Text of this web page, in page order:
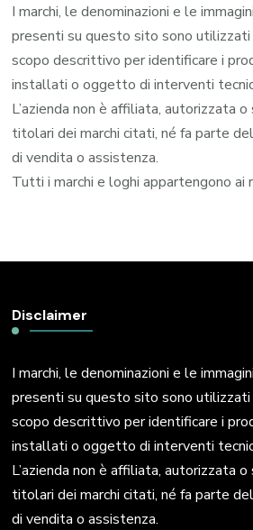
I marchi, le denominazioni e le
presenti su questo sito sono
scopo descrittivo per identificare i
installati o oggetto di interventi
L’azienda non è affiliata, autorizzata
titolari dei marchi citati, né fa parte
di vendita o assistenza.
Tutti i marchi e loghi appartengono ai
Disclaimer
I marchi, le denominazioni e le
presenti su questo sito sono
scopo descrittivo per identificare i
installati o oggetto di interventi
L’azienda non è affiliata, autorizzata
titolari dei marchi citati, né fa parte
di vendita o assistenza.